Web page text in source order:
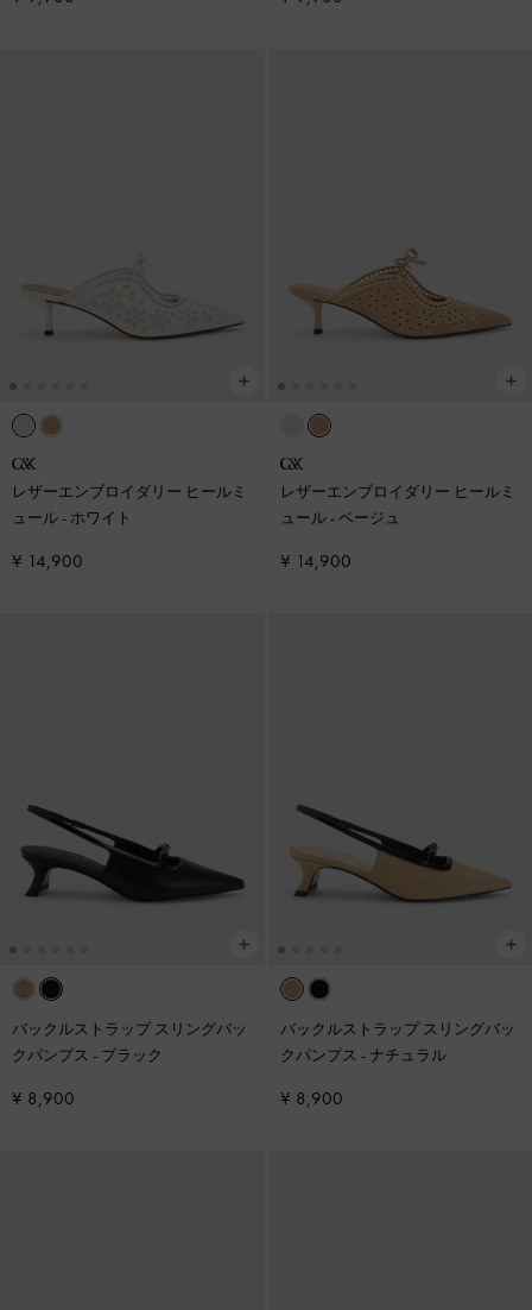
レザーエンブロイダリー ヒールミ
ュール- ホワイト
¥ 14,900
レザーエンブロイダリー ヒールミ
ュール-ベージュ
¥ 14,900
バックルストラップ スリングバッ
クパンプス - ブラック
¥ 8,900
バックルストラップ スリングバッ
クパンプス -ナチュラル
¥ 8,900